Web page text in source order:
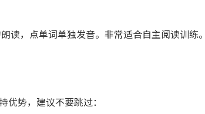
读，点单词单独发音。非常适合自主阅读训练
势，建议不要跳过：